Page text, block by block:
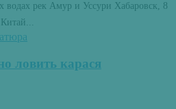
водах рек Амур и Уссури Хабаровск, 8
ловить карася